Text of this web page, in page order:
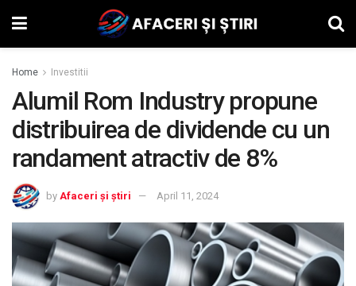
Home Investitii
Alumil Rom Industry propune
distribuirea de dividende cu un
randament atractiv de 8%
by Afaceri și știri April 11, 2024